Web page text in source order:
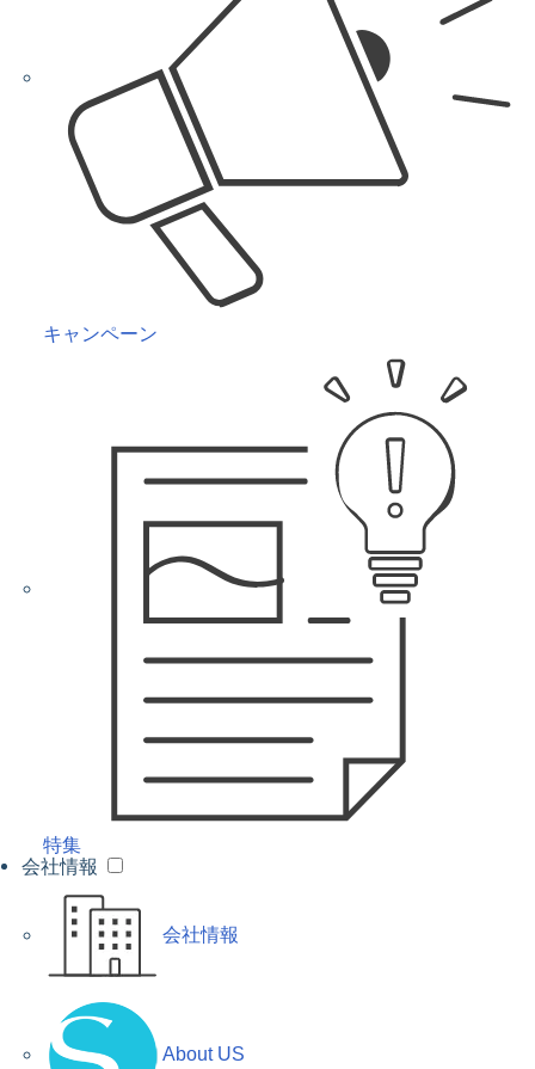
キャンペーン
特集
会社情報
会社情報
About US